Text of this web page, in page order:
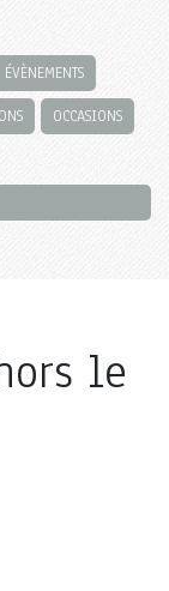
ÉVÈNEMENTS
OCCASIONS
le